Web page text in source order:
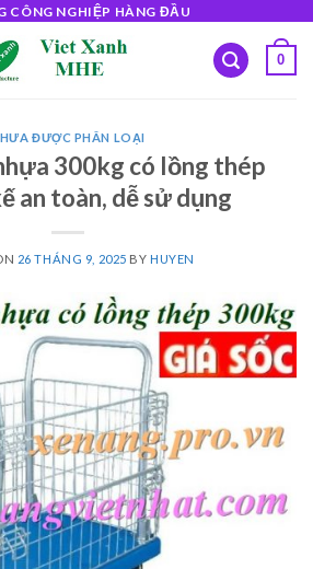
CÔNG NGHIỆP HÀNG ĐẦU
0
ĐƯỢC PHÂN LOẠI
300kg có lồng thép
an toàn, dễ sử dụng
26 THÁNG 9, 2025 BY HUYEN